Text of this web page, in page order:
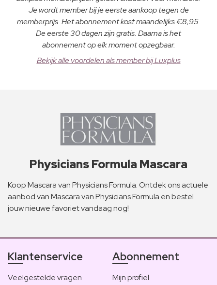
Je wordt member bij je eerste aankoop tegen de
memberprijs. Het abonnement kost maandelijks €8,95.
De eerste 30 dagen zijn gratis. Daarna is het
abonnement op elk moment opzegbaar.
Bekijk alle voordelen als member bij Luxplus
Physicians Formula Mascara
Koop Mascara van Physicians Formula. Ontdek ons actuele
aanbod van Mascara van Physicians Formula en bestel
jouw nieuwe favoriet vandaag nog!
Klantenservice
Veelgestelde vragen
Abonnement
Mijn profiel